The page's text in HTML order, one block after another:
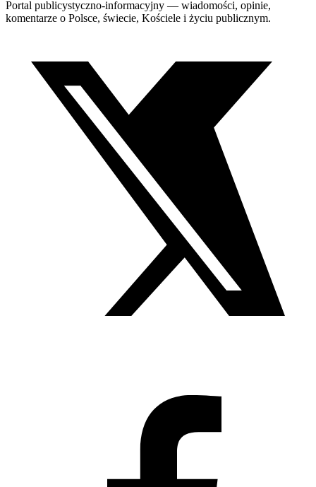
Portal publicystyczno-informacyjny — wiadomości, opinie,
komentarze o Polsce, świecie, Kościele i życiu publicznym.